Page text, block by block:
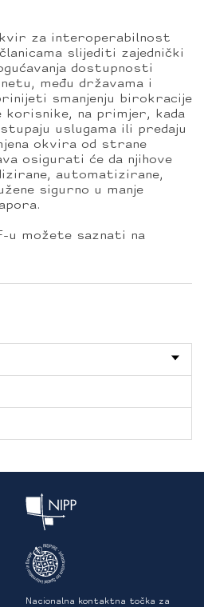
za interoperabilnost
slijediti zajednički
dostupnosti
među državama i
smanjenju birokracije
korisnike, na primjer, kada
uslugama ili predaju
okvira od strane
osigurati će da njihove
automatizirane,
sigurno u manje
u možete saznati na
Nacionalna kontaktna točka za